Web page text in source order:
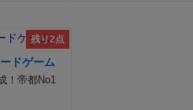
残り2点
ドゲーム
！帝都No1